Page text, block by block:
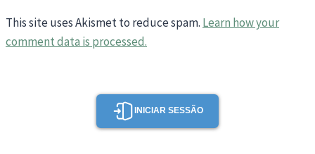
This site uses Akismet to reduce spam. Learn how your
comment data is processed.
INICIAR SESSÃO